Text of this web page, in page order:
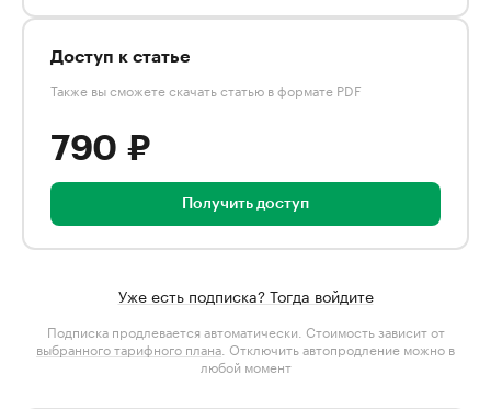
Доступ к статье
Также вы сможете скачать статью в формате PDF
790 ₽
Получить доступ
Уже есть подписка? Тогда войдите
Подписка продлевается автоматически. Стоимость зависит от
выбранного тарифного плана . Отключить автопродление можно в
любой момент